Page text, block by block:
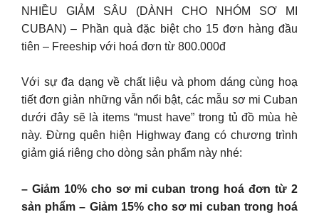
NHIỀU GIẢM SÂU (DÀNH CHO NHÓM SƠ MI
CUBAN) – Phần quà đặc biệt cho 15 đơn hàng đầu
tiên – Freeship với hoá đơn từ 800.000đ
Với sự đa dạng về chất liệu và phom dáng cùng hoạ
tiết đơn giản những vẫn nổi bật, các mẫu sơ mi Cuban
dưới đây sẽ là items “must have” trong tủ đồ mùa hè
này. Đừng quên hiện Highway đang có chương trình
giảm giá riêng cho dòng sản phẩm này nhé:
– Giảm 10% cho sơ mi cuban trong hoá đơn từ 2
sản phẩm – Giảm 15% cho sơ mi cuban trong hoá